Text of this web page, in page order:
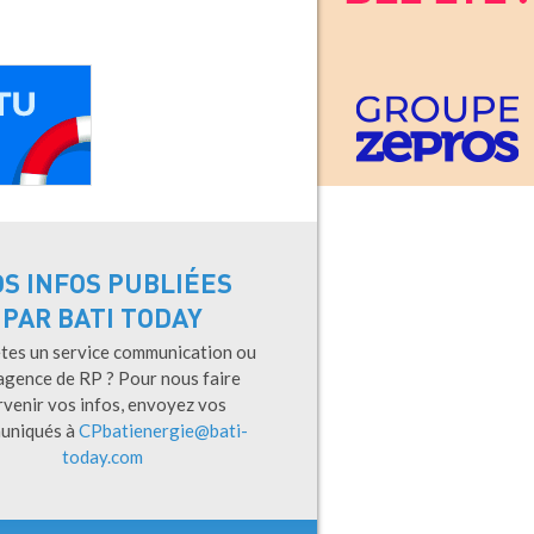
INFOS PUBLIÉES
PAR BATI TODAY
un service communication ou
de RP ? Pour nous faire
vos infos, envoyez vos
àCPbatienergie@bati-
today.com